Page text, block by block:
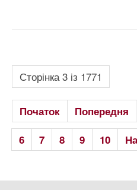
Сторінка 3 із 1771
Початок Попередня
6
7 8 9 10